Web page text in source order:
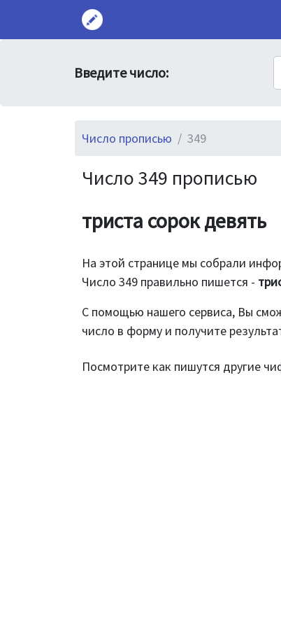
Введите число:
Число прописью 349
Число 349 прописью
триста сорок девять
На этой странице мы собрали
Число 349 правильно пишется -
С помощью нашего сервиса, Вы
число в форму и получите
Посмотрите как пишутся другие